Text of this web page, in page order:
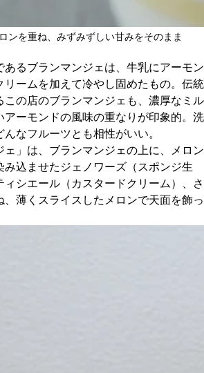
ンを重ね、みずみずしい甘みをそのまま
あるブランマンジェは、牛乳にアーモン
リームを加えて冷やし固めたもの。伝統
この店のブランマンジェも、濃厚なミル
アーモンドの風味の重なりが印象的。洗
なフルーツとも相性がいい。
ェ」は、ブランマンジェの上に、メロン
み込ませたジェノワーズ（スポンジ生
シエール（カスタードクリーム）、さ
、薄くスライスしたメロンで天面を飾っ